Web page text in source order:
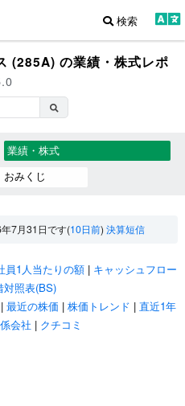
検索
(285A) の業績・株式レポ
業績・株式
おみくじ
7月31日です(10日前)決算短信
員1人当たりの額 | キャッシュフロー
対照表(BS)
| 最近の株価 | 株価トレンド | 直近1年
会社 | クチコミ